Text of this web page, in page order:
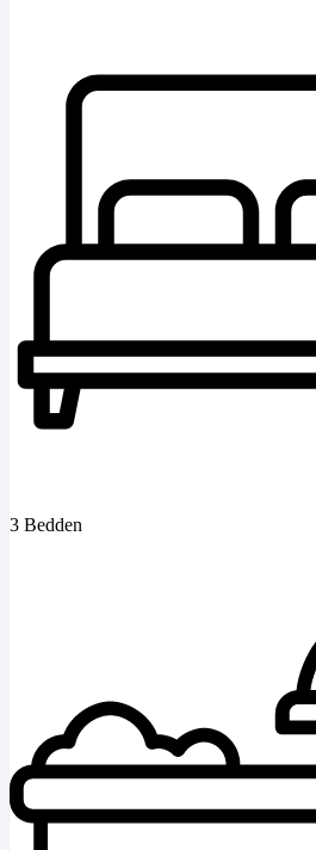
3 Bedden